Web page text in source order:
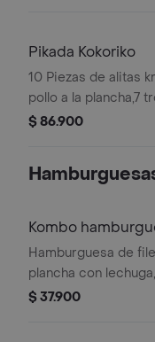
Pikada Kokoriko
10 Piezas de alitas
pollo a la plancha,7
apanado,tajadas de
$ 86.900
Kombo
la plancha
Hamburguesa de
plancha con
crema, maduritos y
$ 37.900